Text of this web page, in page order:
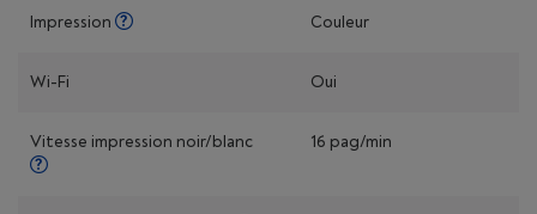
Impression Couleur
Wi-Fi Oui
Vitesse impression noir/blanc 16 pag/min